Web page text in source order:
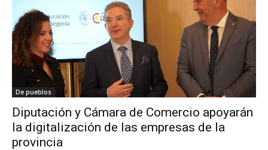
De pueblos
Diputación y Cámara de Comercio apoyarán
la digitalización de las empresas de la
provincia